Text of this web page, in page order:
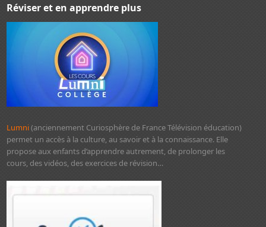
Réviser et en apprendre plus
Lumni(anciennement Curiosphère de France Télévision éducation)
permet un accès à la culture, au savoir et à la connaissance. Elle
propose aux enfants d’apprendre autrement, de prolonger les
cours, des vidéos, des exercices de révision…